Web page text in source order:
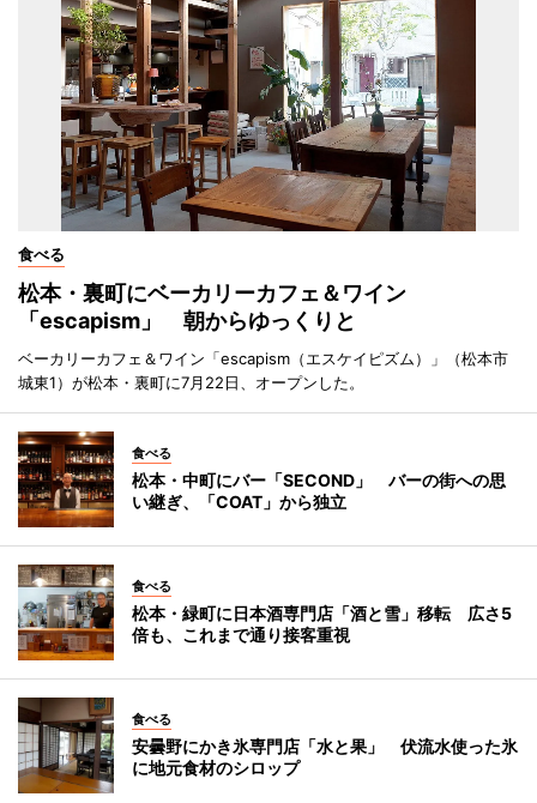
食べる
松本・裏町にベーカリーカフェ＆ワイン
「escapism」 朝からゆっくりと
ベーカリーカフェ＆ワイン「escapism（エスケイピズム）」（松本市
城東1）が松本・裏町に7月22日、オープンした。
食べる
松本・中町にバー「SECOND」 バーの街への思
い継ぎ、「COAT」から独立
食べる
松本・緑町に日本酒専門店「酒と雪」移転 広さ5
倍も、これまで通り接客重視
食べる
安曇野にかき氷専門店「水と果」 伏流水使った氷
に地元食材のシロップ